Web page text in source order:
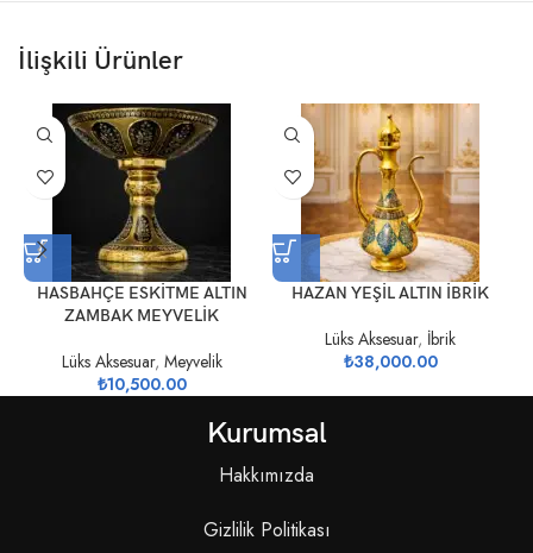
İlişkili Ürünler
HASBAHÇE ESKİTME ALTIN
ZAMBAK MEYVELİK
Lüks Aksesuar, Meyvelik
₺10,500.00
HAZAN YEŞİL ALTIN İBRİK
Lüks Aksesuar, İbrik
₺38,000.00
Kurumsal
Hakkımızda
Gizlilik Politikası